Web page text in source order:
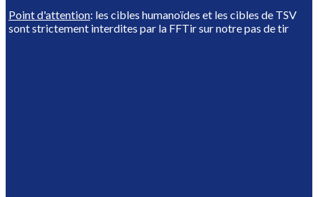
Point d'attention: les cibles humanoïdes et les cibles de TSV
sont strictement interdites par la FFTir sur notre pas de tir